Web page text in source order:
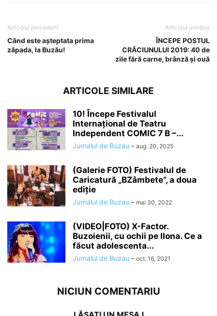
Articolul precedent
Când este așteptata prima
zăpada, la Buzău!
Articolul următor
ÎNCEPE POSTUL
CRĂCIUNULUI 2019: 40 de
zile fără carne, brânză și ouă
ARTICOLE SIMILARE
10! Începe Festivalul
Internațional de Teatru
Independent COMIC 7 B –...
Jurnalul de Buzau - aug. 20, 2025
(Galerie FOTO) Festivalul de
Caricatură „BZâmbete”, a doua
ediție
Jurnalul de Buzau - mai 30, 2022
(VIDEO|FOTO) X-Factor.
Buzoienii, cu ochii pe Ilona. Ce a
făcut adolescenta...
Jurnalul de Buzau - oct. 16, 2021
NICIUN COMENTARIU